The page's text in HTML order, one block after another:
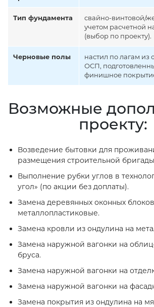
Тип фундамента
свайно-винтовой/
учетом расчетной
(выбор по проекту).
Черновые полы
настил по лагам из
ОСП,
финишное
Возможные
проекту:
Возведение бытовки для
размещения строительной
Выполнение рубки углов в
угол» (по акции без доплаты).
Замена деревянных оконных
металлопластиковые.
Замена кровли из ондулина на
Замена наружной вагонки на
бруса.
Замена наружной вагонки на
Замена наружной вагонки на
Замена покрытия из ондулина на